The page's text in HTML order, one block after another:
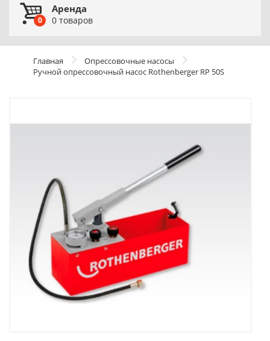
0
Аренда
0 товаров
Главная
Опрессовочные насосы
Ручной опрессовочный насос Rothenberger RP 50S